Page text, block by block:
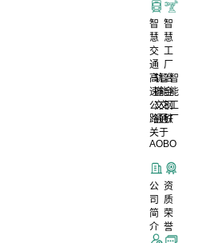
智
慧
交
通
高
速
公
路
轨
道
交
通
智
能
交
通
智
慧
工
厂
冶
金
钢
铁
智
能
工
厂
关于
AOBO
公
司
简
介
资
质
荣
誉